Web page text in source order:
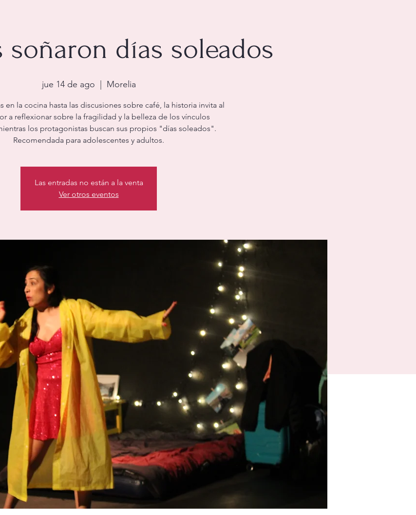
soñaron días soleados
jue 14 de ago Morelia
en la cocina hasta las discusiones sobre café, la historia invita al
a reflexionar sobre la fragilidad y la belleza de los vínculos
los protagonistas buscan sus propios "días soleados".
Recomendada para adolescentes y adultos.
Las entradas no están a la venta
Ver otros eventos